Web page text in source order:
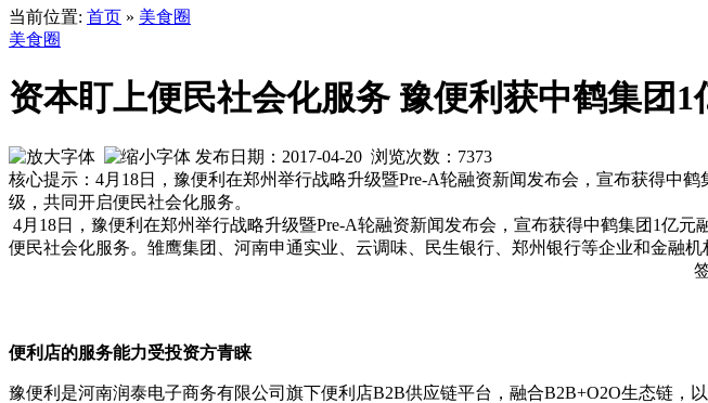
当前位置: 首页 » 美食圈
美食圈
资本盯上便民社会化服务 豫便利获中鹤集团1
发布日期：2017-04-20 浏览次数： 7373
核心提示：4月18日，豫便利在郑州举行战略升级暨Pre-A轮融资新闻发布会，宣布获得中
级，共同开启便民社会化服务。
4月 18日，豫便利在郑州举行战略升级暨Pre-A轮融资新闻发布会，宣布获得中鹤集团1亿
便民社会化服务。 雏鹰集团、河南申通实业、云调味、民生银行、郑州银行等企业和金融
便利店的服务能力受投资方青睐
豫便利是河南润泰电子商务有限公司旗下便利店B2B供应链平台，融合B2B+O2O生态链，